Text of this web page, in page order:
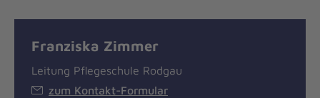
Franziska Zimmer
Leitung Pflegeschule Rodgau
zum Kontakt-Formular